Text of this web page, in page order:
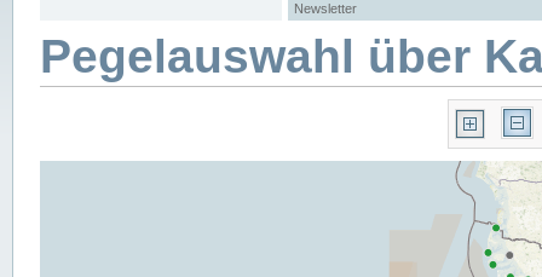
Newsletter
Pegelauswahl über